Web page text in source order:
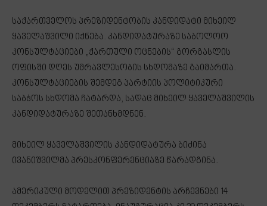
საქართველოს პრეზიდენტობის კანდიდატი მიხეილ
ყაველაშვილი იქნება. კანდიდატურაზე საბოლოო
კონსულტაციები „ქართული ოცნების“ გორგასლის
ოფისში დღეს უმრავლესობის სხდომაზე გაიმართა.
კონსულტაციების შემდეგ პარტიის პოლიტიკური
საბჭოს სხდომა ჩატარდა, სადაც მიხეილ ყაველაშვილის
კანდიდატურაზე შეთანხმდნენ.
მიხეილ ყაველაშვილის კანდიდატურა ბიძინა
ივანიშვილმა პრესკონფერენციაზე წარადგინა.
ამერიკული მოდელით პრეზიდენტის არჩევნები 14